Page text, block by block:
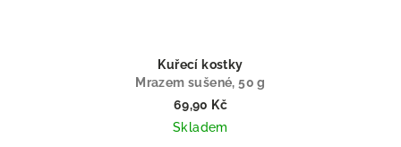
Kuřecí kostky
Mrazem sušené, 50 g
69,90 Kč
Skladem